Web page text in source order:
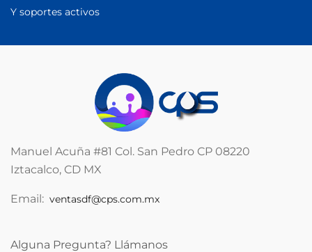
Y soportes activos
Manuel Acuña #81 Col. San Pedro CP 08220
Iztacalco, CD MX
Email: ventasdf@cps.com.mx
Alguna Pregunta? Llámanos